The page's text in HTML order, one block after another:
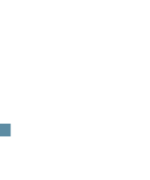
烹調習慣，